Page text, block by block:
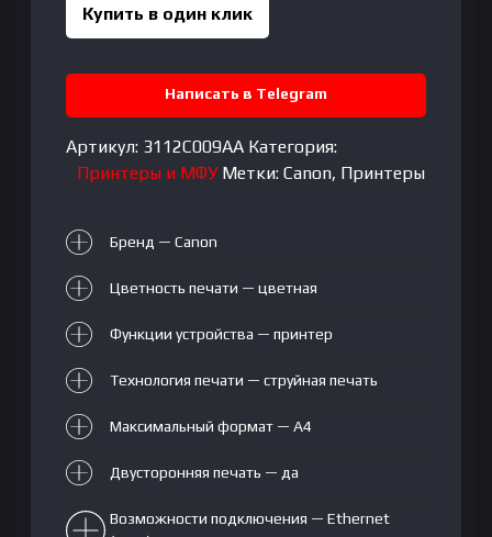
PIXMA
G5040
Купить в один клик
Написать в Telegram
Артикул: 3112C009AA Категория:
Принтеры и МФУ Метки:Canon, Принтеры
Бренд — Canon
Цветность печати — цветная
Функции устройства —принтер
Технология печати — струйная печать
Максимальный формат — А4
Двусторонняя печать — да
Возможности подключения — Ethernet